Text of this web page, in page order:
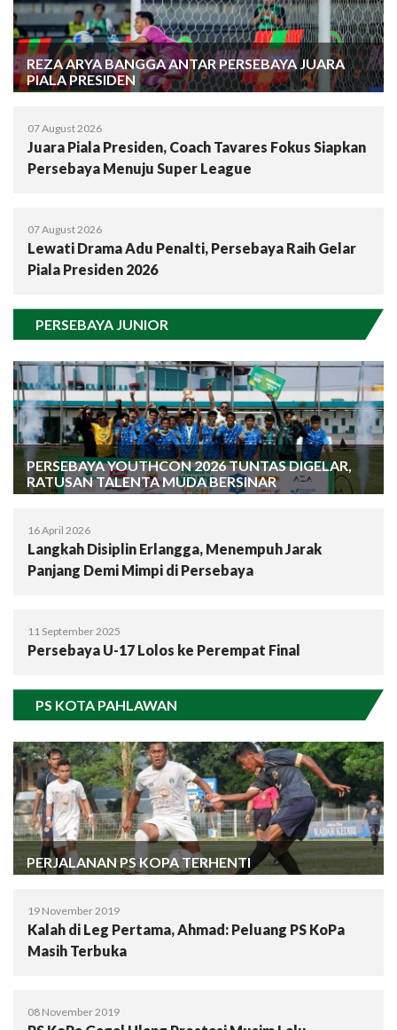
REZA ARYA BANGGA ANTAR PERSEBAYA JUARA
PIALA PRESIDEN
07 August 2026
Juara Piala Presiden, Coach Tavares Fokus Siapkan
Persebaya Menuju Super League
07 August 2026
Lewati Drama Adu Penalti, Persebaya Raih Gelar
Piala Presiden 2026
PERSEBAYA JUNIOR
PERSEBAYA YOUTHCON 2026 TUNTAS DIGELAR,
RATUSAN TALENTA MUDA BERSINAR
16 April 2026
Langkah Disiplin Erlangga, Menempuh Jarak
Panjang Demi Mimpi di Persebaya
11 September 2025
Persebaya U-17 Lolos ke Perempat Final
PS KOTA PAHLAWAN
PERJALANAN PS KOPA TERHENTI
19 November 2019
Kalah di Leg Pertama, Ahmad: Peluang PS KoPa
Masih Terbuka
08 November 2019